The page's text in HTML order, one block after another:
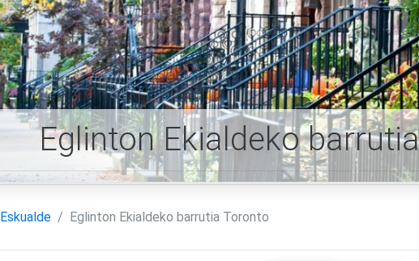
Eglinton Ekialdeko
Eskualde Eglinton Ekialdeko barrutia Toronto